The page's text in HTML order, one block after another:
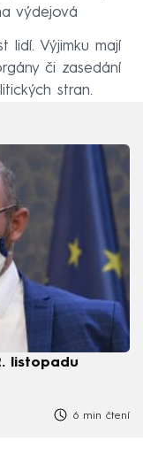
výdejová
lidí. Výjimku mají
či zasedání
stran.
listopadu
6 min čtení